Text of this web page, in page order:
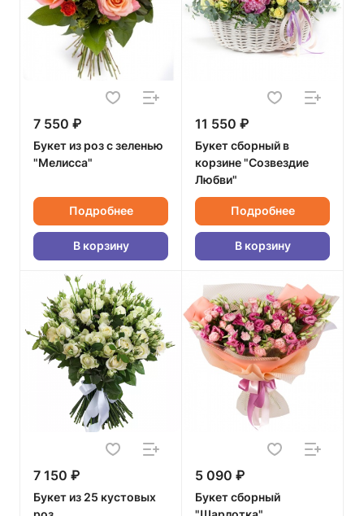
7 550 ₽
Букет из роз с зеленью
"Мелисса"
Подробнее
В корзину
11 550 ₽
Букет сборный в
корзине "Созвездие
Любви"
Подробнее
В корзину
7 150 ₽
Букет из 25 кустовых
5 090 ₽
Букет сборный